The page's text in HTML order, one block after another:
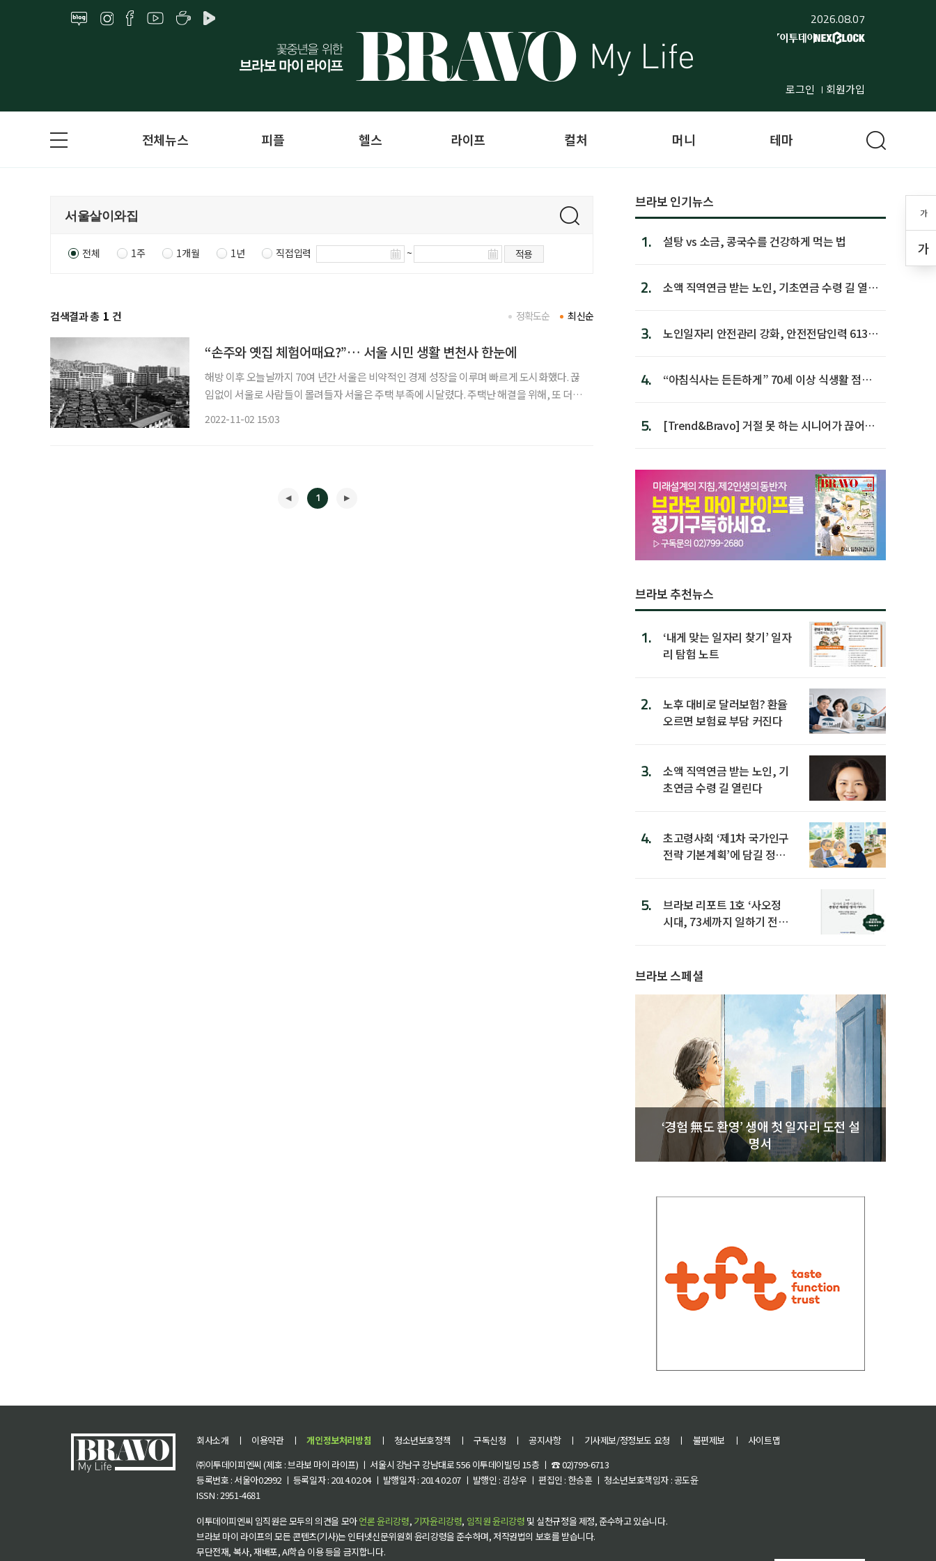
2026.08.07
로그인 회원가입
가
가
전체뉴스 피플 헬스 라이프 컬처 머니 테마
전체 1주 1개월 1년 직접입력 ~ 적용
검색결과 총 1 건 최신순
정확도순
“손주와 옛집 체험어때요?”… 서울 시민 생활 변천사 한눈에
해방 이후 오늘날까지 70여 년간 서울은 비약적인 경제 성장을 이루며 빠르게 도시화했다. 끊
임없이 서울로 사람들이 몰려들자 서울은 주택 부족에 시달렸다. 주택난 해결을 위해, 또 더
2022-11-02 15:03
1
브라보 인기뉴스
1. 설탕 vs 소금, 콩국수를 건강하게 먹는 법
2.
소액 직역연금 받는 노인, 기초연금 수령 길 열린
3.
노인일자리 안전관리 강화, 안전전담인력 613명
4.
“아침식사는 든든하게” 70세 이상 식생활 점수
5.
[Trend&Bravo] 거절 못 하는 시니어가 끊어야
브라보 추천뉴스
1.
‘내게 맞는 일자리 찾기’ 일자
리 탐험 노트
2.
노후 대비로 달러보험? 환율
오르면 보험료 부담 커진다
3.
소액 직역연금 받는 노인, 기
초연금 수령 길 열린다
4.
초고령사회 ‘제1차 국가인구
전략 기본계획’에 담길 정책
5.
브라보 리포트 1호 ‘사오정
시대, 73세까지 일하기 전략’
브라보 스페셜
‘경험 無도 환영’ 생애 첫 일자리 도전 설
명서
회사소개 ㅣ 이용약관 ㅣ 개인정보처리방침 ㅣ 청소년보호정책 ㅣ 구독신청 ㅣ 공지사항 ㅣ 기사제보/정정보도 요청 ㅣ 불편제보 ㅣ
사이트맵
㈜이투데이피엔씨 (제호 : 브라보 마이 라이프) ㅣ 서울시 강남구 강남대로 556 이투데이빌딩 15층 ㅣ ☎ 02)799-6713
등록번호 : 서울아02992 ㅣ 등록일자 : 2014.02.04 ㅣ 발행일자 : 2014.02.07 ㅣ 발행인 : 김상우 ㅣ 편집인 : 한승훈 ㅣ 청소년보호책임자 : 공도윤
ISSN : 2951-4681
이투데이피엔씨 임직원은 모두의 의견을 모아언론 윤리강령, 기자윤리강령, 임직원 윤리강령 및 실천규정을 제정, 준수하고 있습니다.
브라보 마이 라이프의 모든 콘텐츠(기사)는 인터넷신문위원회 윤리강령을 준수하며, 저작권법의 보호를 받습니다.
무단전재, 복사, 재배포, AI학습 이용 등을 금지합니다.